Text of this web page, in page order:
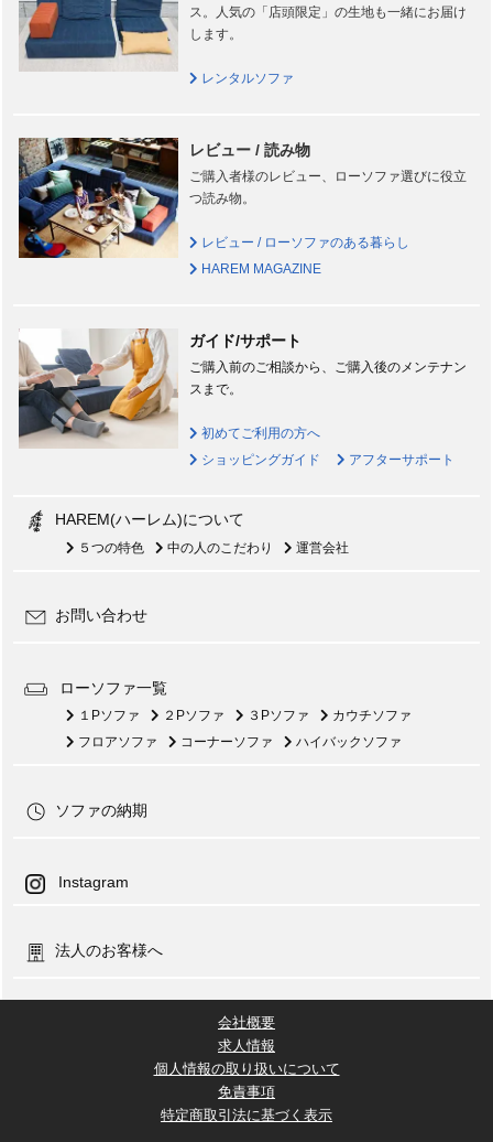
ス。人気の「店頭限定」の生地も一緒にお届け
します。
レンタルソファ
レビュー / 読み物
ご購入者様のレビュー、ローソファ選びに役立
つ読み物。
レビュー / ローソファのある暮らし
HAREM MAGAZINE
ガイド/サポート
ご購入前のご相談から、ご購入後のメンテナン
スまで。
初めてご利用の方へ
ショッピングガイド
アフターサポート
HAREM(ハーレム)について
５つの特色 中の人のこだわり 運営会社
お問い合わせ
ローソファ一覧
１Pソファ ２Pソファ ３Pソファ
カウチソファ
フロアソファ
コーナーソファ ハイバックソファ
ソファの納期
Instagram
法人のお客様へ
会社概要
求人情報
個人情報の取り扱いについて
免責事項
特定商取引法に基づく表示